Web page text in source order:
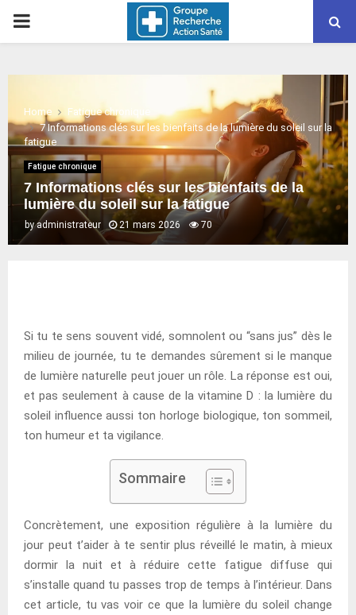
PRIMARY
Home
Fatigue chronique
7 Informations clés sur les bienfaits de la lumière du soleil sur la
fatigue
Fatigue chronique
7 Informations clés sur les bienfaits de la
lumière du soleil sur la fatigue
byadministrateur 21 mars 2026 70
Si tu te sens souvent vidé, somnolent ou “sans jus” dès le
milieu de journée, tu te demandes sûrement si le manque
de lumière naturelle peut jouer un rôle. La réponse est oui,
et pas seulement à cause de la vitamine D : la lumière du
soleil influence aussi ton horloge biologique, ton sommeil,
ton humeur et ta vigilance.
Sommaire
Concrètement, une exposition régulière à la lumière du
jour peut t’aider à te sentir plus réveillé le matin, à mieux
dormir la nuit et à réduire cette fatigue diffuse qui
s’installe quand tu passes trop de temps à l’intérieur. Dans
cet article, tu vas voir ce que la lumière du soleil change